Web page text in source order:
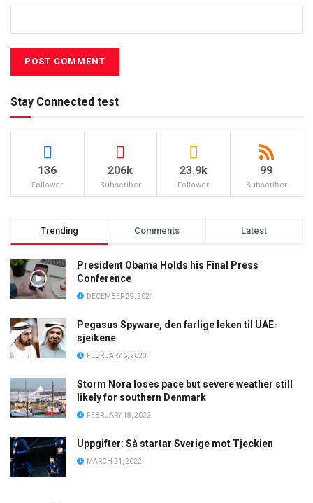
Stay Connected test
136
Follower
206k
Subscriber
23.9k
Follower
99
Subscriber
Trending Comments Latest
President Obama Holds his Final Press
Conference
DECEMBER 29, 2021
Pegasus Spyware, den farlige leken til UAE-
sjeikene
FEBRUARY 6, 2023
Storm Nora loses pace but severe weather still
likely for southern Denmark
FEBRUARY 18, 2022
Uppgifter: Så startar Sverige mot Tjeckien
MARCH 24, 2022